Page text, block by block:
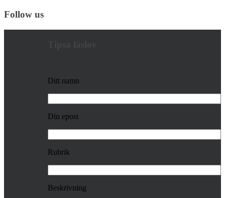
Follow us
Ditt namn
Din epost
Rubrik
Beskrivning